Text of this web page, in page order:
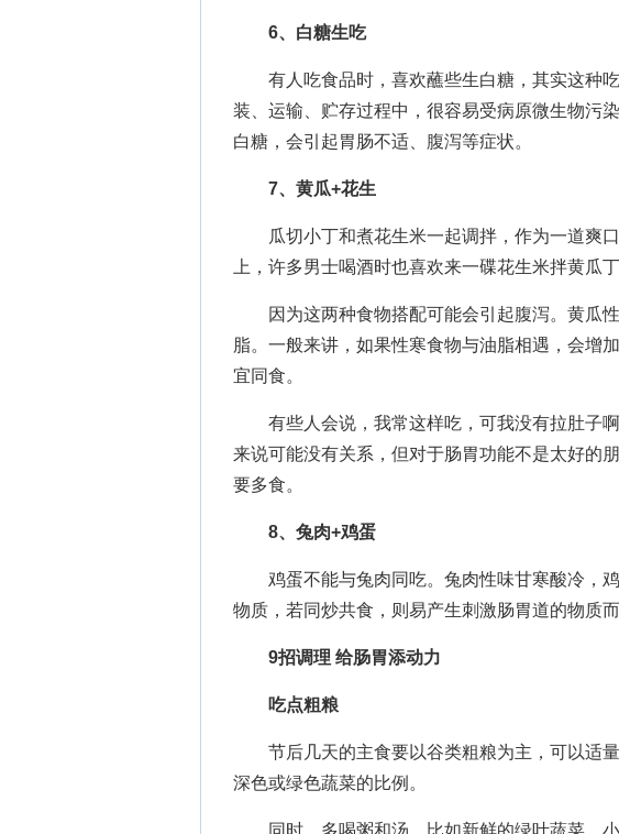
6、白糖生吃
有人吃食品时，喜欢蘸些生白糖，其实这种吃
装、运输、贮存过程中，很容易受病原微生物污
白糖，会引起胃肠不适、腹泻等症状。
7、黄瓜+花生
瓜切小丁和煮花生米一起调拌，作为一道爽口
上，许多男士喝酒时也喜欢来一碟花生米拌黄瓜
因为这两种食物搭配可能会引起腹泻。黄瓜性
脂。一般来讲，如果性寒食物与油脂相遇，会增
宜同食。
有些人会说，我常这样吃，可我没有拉肚子啊
来说可能没有关系，但对于肠胃功能不是太好的
要多食。
8、兔肉+鸡蛋
鸡蛋不能与兔肉同吃。兔肉性味甘寒酸冷，鸡
物质，若同炒共食，则易产生刺激肠胃道的物质
9招调理 给肠胃添动力
吃点粗粮
节后几天的主食要以谷类粗粮为主，可以适量
深色或绿色蔬菜的比例。
同时，多喝粥和汤，比如新鲜的绿叶蔬菜、小